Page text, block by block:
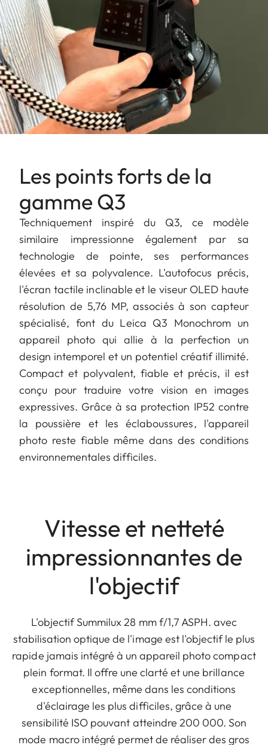
Les points forts de la
gamme Q3
Techniquement inspiré du Q3, ce modèle
similaire impressionne également par sa
technologie de pointe, ses performances
élevées et sa polyvalence. L'autofocus précis,
l'écran tactile inclinable et le viseur OLED haute
résolution de 5,76 MP, associés à son capteur
spécialisé, font du Leica Q3 Monochrom un
appareil photo qui allie à la perfection un
design intemporel et un potentiel créatif illimité.
Compact et polyvalent, fiable et précis, il est
conçu pour traduire votre vision en images
expressives. Grâce à sa protection IP52 contre
la poussière et les éclaboussures, l'appareil
photo reste fiable même dans des conditions
environnementales difficiles.
Vitesse et netteté
impressionnantes de
l'objectif
L'objectif Summilux 28 mm f/1,7 ASPH. avec
stabilisation optique de l'image est l'objectif le plus
rapide jamais intégré à un appareil photo compact
plein format. Il offre une clarté et une brillance
exceptionnelles, même dans les conditions
d'éclairage les plus difficiles, grâce à une
sensibilité ISO pouvant atteindre 200 000. Son
mode macro intégré permet de réaliser des gros